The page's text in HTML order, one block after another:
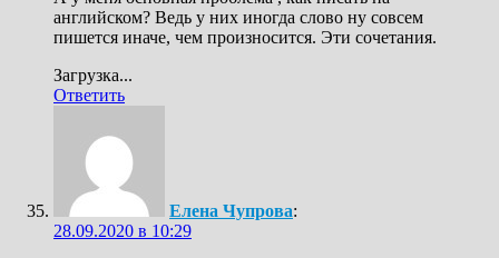
английском? Ведь у них иногда слово ну совсем
пишется иначе, чем произносится. Эти сочетания.
Загрузка...
Ответить
Елена Чупрова:
28.09.2020 в 10:29